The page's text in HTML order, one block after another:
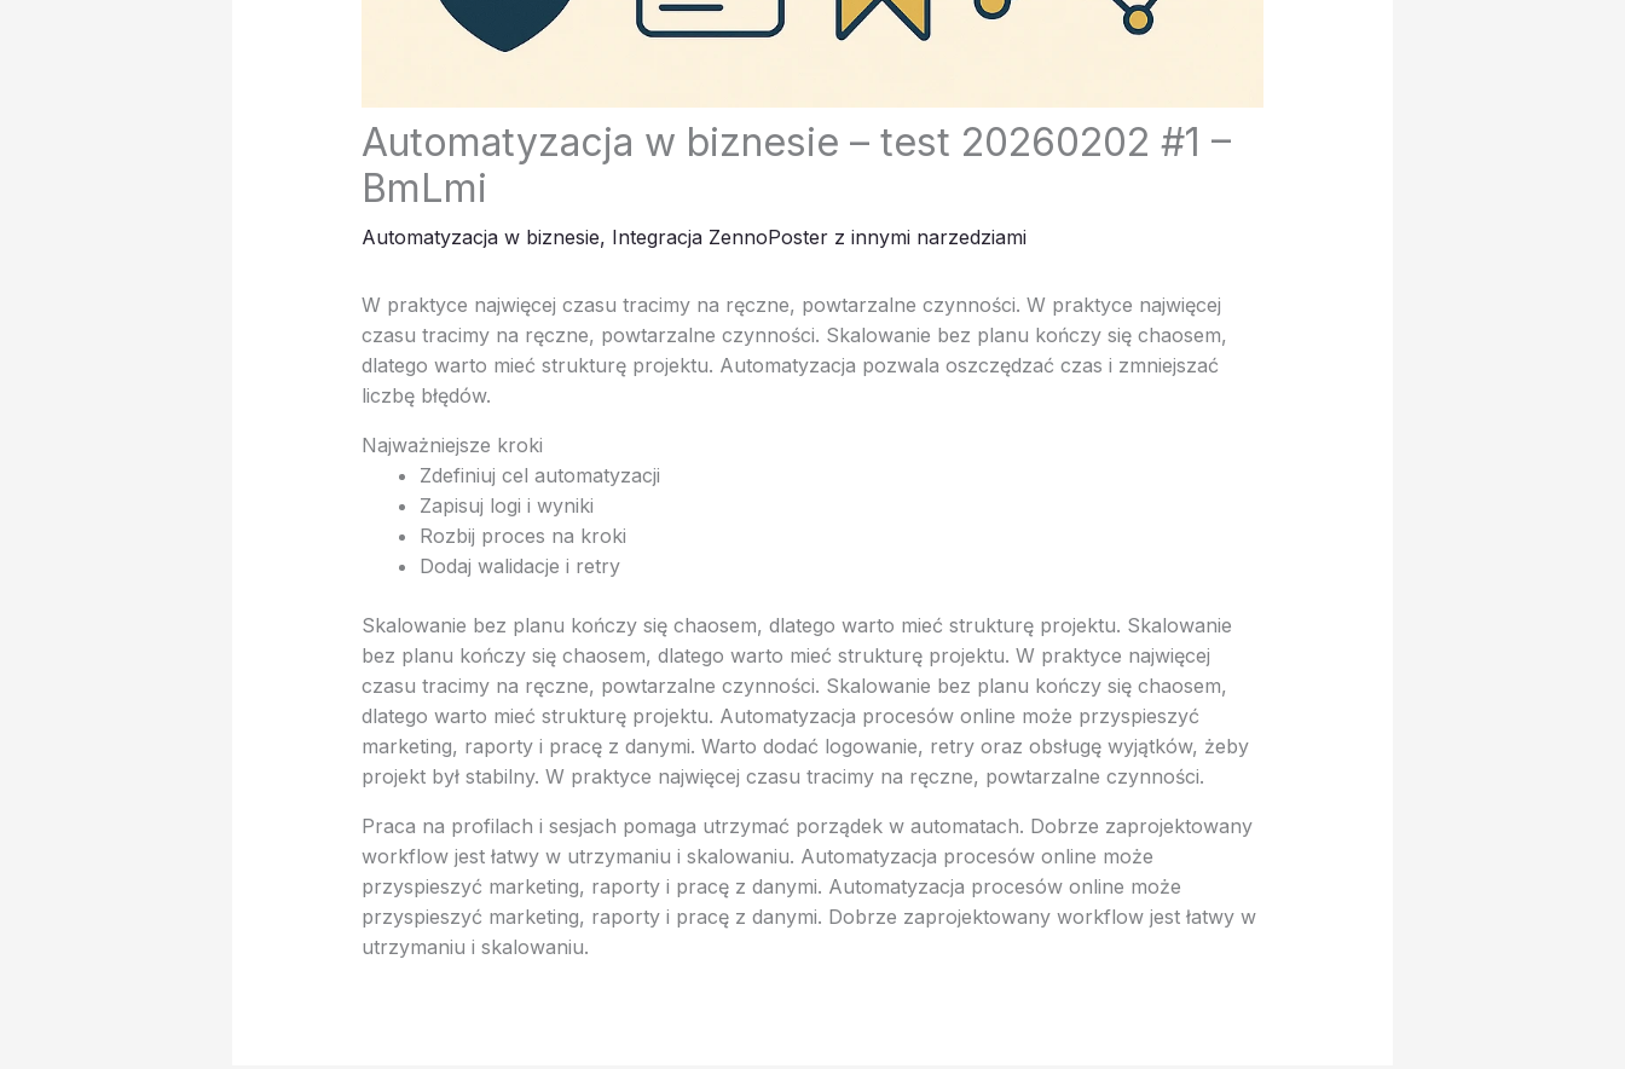
Automatyzacja w biznesie – test 20260202 #1 –
BmLmi
Automatyzacja w biznesie, Integracja ZennoPoster z innymi narzedziami
W praktyce najwięcej czasu tracimy na ręczne, powtarzalne czynności. W praktyce najwięcej
czasu tracimy na ręczne, powtarzalne czynności. Skalowanie bez planu kończy się chaosem,
dlatego warto mieć strukturę projektu. Automatyzacja pozwala oszczędzać czas i zmniejszać
liczbę błędów.
Najważniejsze kroki
Zdefiniuj cel automatyzacji
Zapisuj logi i wyniki
Rozbij proces na kroki
Dodaj walidacje i retry
Skalowanie bez planu kończy się chaosem, dlatego warto mieć strukturę projektu. Skalowanie
bez planu kończy się chaosem, dlatego warto mieć strukturę projektu. W praktyce najwięcej
czasu tracimy na ręczne, powtarzalne czynności. Skalowanie bez planu kończy się chaosem,
dlatego warto mieć strukturę projektu. Automatyzacja procesów online może przyspieszyć
marketing, raporty i pracę z danymi. Warto dodać logowanie, retry oraz obsługę wyjątków, żeby
projekt był stabilny. W praktyce najwięcej czasu tracimy na ręczne, powtarzalne czynności.
Praca na profilach i sesjach pomaga utrzymać porządek w automatach. Dobrze zaprojektowany
workflow jest łatwy w utrzymaniu i skalowaniu. Automatyzacja procesów online może
przyspieszyć marketing, raporty i pracę z danymi. Automatyzacja procesów online może
przyspieszyć marketing, raporty i pracę z danymi. Dobrze zaprojektowany workflow jest łatwy w
utrzymaniu i skalowaniu.